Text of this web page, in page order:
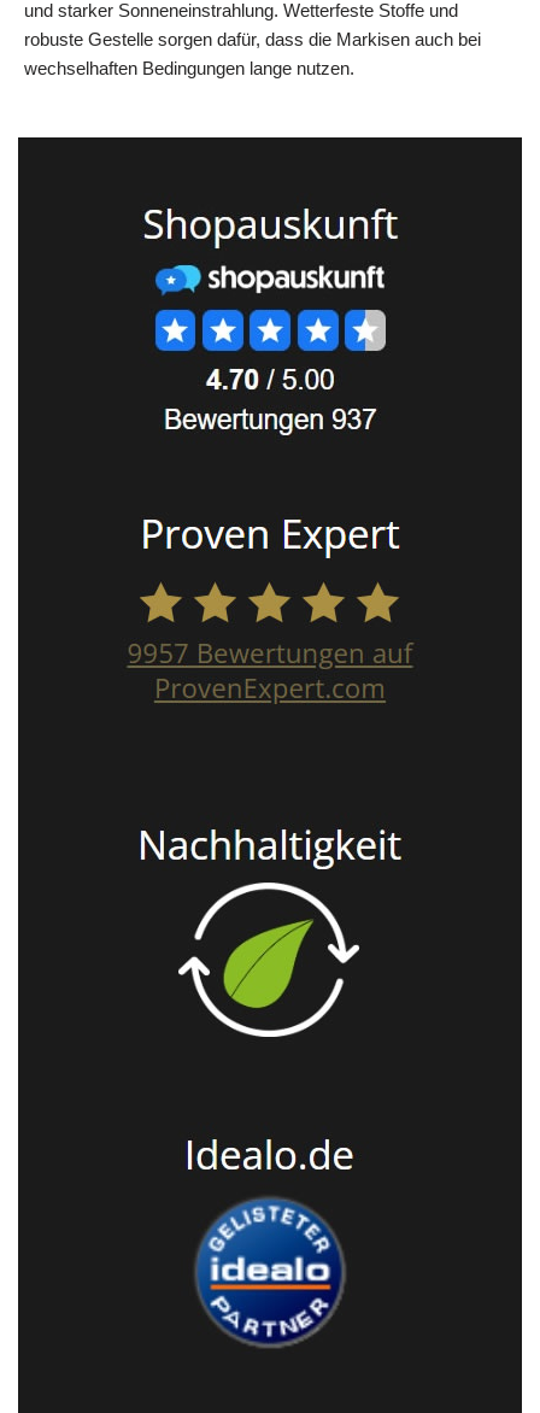
und starker Sonneneinstrahlung. Wetterfeste Stoffe und
robuste Gestelle sorgen dafür, dass die Markisen auch bei
wechselhaften Bedingungen lange nutzen.